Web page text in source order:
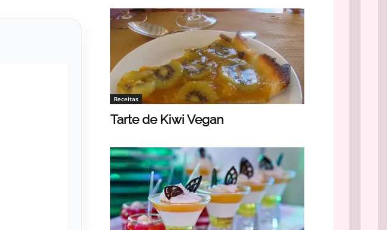
Receitas
Tarte de Kiwi Vegan